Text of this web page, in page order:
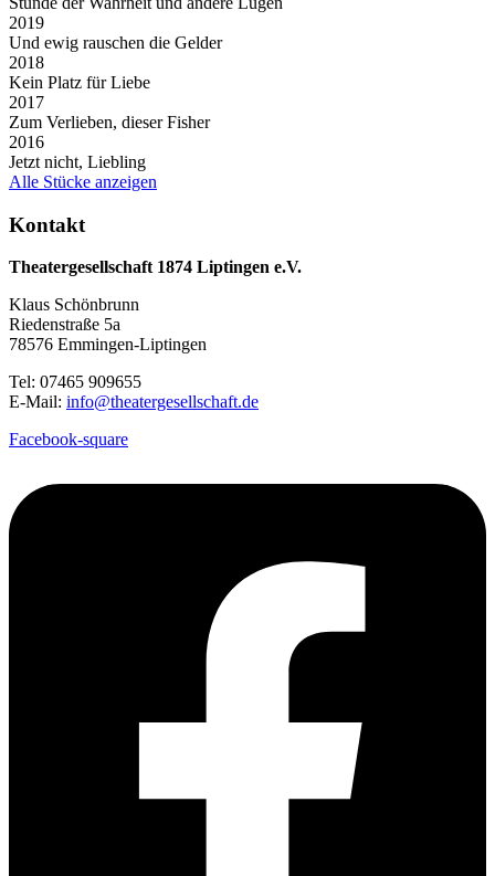
2019
Und ewig rauschen die Gelder
2018
Kein Platz für Liebe
2017
Zum Verlieben, dieser Fisher
2016
Jetzt nicht, Liebling
Alle Stücke anzeigen
Kontakt
Theatergesellschaft 1874 Liptingen e.V.
Klaus Schönbrunn
Riedenstraße 5a
78576 Emmingen-Liptingen
Tel: 07465 909655
E-Mail: info@theatergesellschaft.de
Facebook-square